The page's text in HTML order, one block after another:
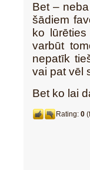
Bet –
šādiem
ko
varbūt
nepatīk
vai pat vēl
Bet ko lai
Rating: 0